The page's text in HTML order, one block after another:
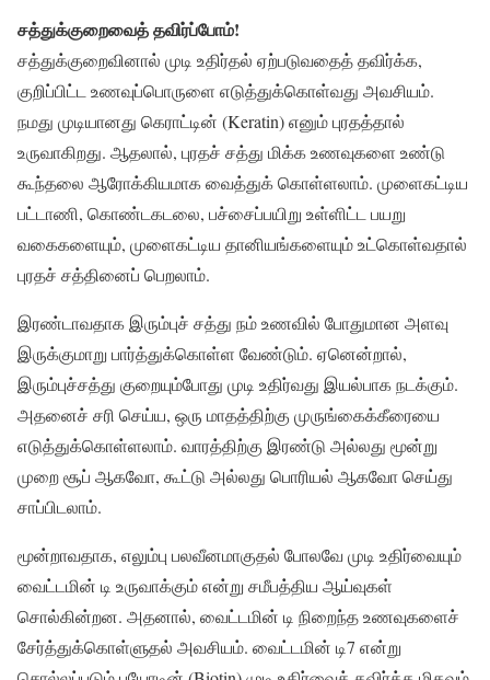
சத்துக்குறைவைத் தவிர்ப்போம்!
சத்துக்குறைவினால் முடி உதிர்தல் ஏற்படுவதைத் தவிர்க்க,
குறிப்பிட்ட உணவுப்பொருளை எடுத்துக்கொள்வது அவசியம்.
நமது முடியானது கெராட்டின் (Keratin) எனும் புரதத்தால்
உருவாகிறது. ஆதலால், புரதச் சத்து மிக்க உணவுகளை உண்டு
கூந்தலை ஆரோக்கியமாக வைத்துக் கொள்ளலாம். முளைகட்டிய
பட்டாணி, கொண்டகடலை, பச்சைப்பயிறு உள்ளிட்ட பயறு
வகைகளையும், முளைகட்டிய தானியங்களையும் உட்கொள்வதால்
புரதச் சத்தினைப் பெறலாம்.
இரண்டாவதாக இரும்புச் சத்து நம் உணவில் போதுமான அளவு
இருக்குமாறு பார்த்துக்கொள்ள வேண்டும். ஏனென்றால்,
இரும்புச்சத்து குறையும்போது முடி உதிர்வது இயல்பாக நடக்கும்.
அதனைச் சரி செய்ய, ஒரு மாதத்திற்கு முருங்கைக்கீரையை
எடுத்துக்கொள்ளலாம். வாரத்திற்கு இரண்டு அல்லது மூன்று
முறை சூப் ஆகவோ, கூட்டு அல்லது பொரியல் ஆகவோ செய்து
சாப்பிடலாம்.
மூன்றாவதாக, எலும்பு பலவீனமாகுதல் போலவே முடி உதிர்வையும்
வைட்டமின் டி உருவாக்கும் என்று சமீபத்திய ஆய்வுகள்
சொல்கின்றன. அதனால், வைட்டமின் டி நிறைந்த உணவுகளைச்
சேர்த்துக்கொள்ளுதல் அவசியம். வைட்டமின் டி7 என்று